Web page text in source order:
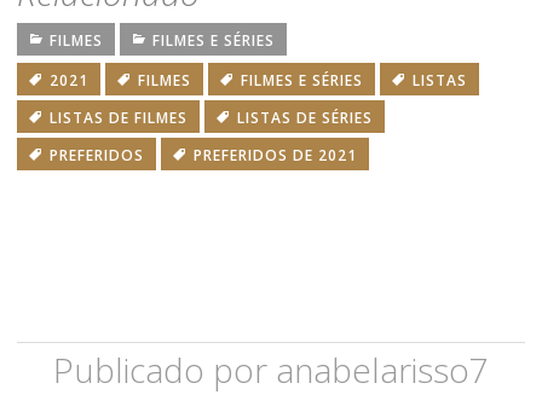
FILMES
FILMES E SÉRIES
2021
FILMES FILMES E SÉRIES
LISTAS
LISTAS DE FILMES
LISTAS DE SÉRIES
PREFERIDOS
PREFERIDOS DE 2021
Publicado por anabelarisso7